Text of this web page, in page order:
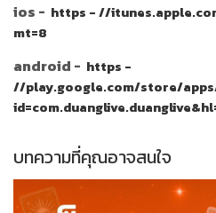
ios - https - //
mt=8
android - https -
//play.google.com/store/
บทความที่คุณอาจสนใจ